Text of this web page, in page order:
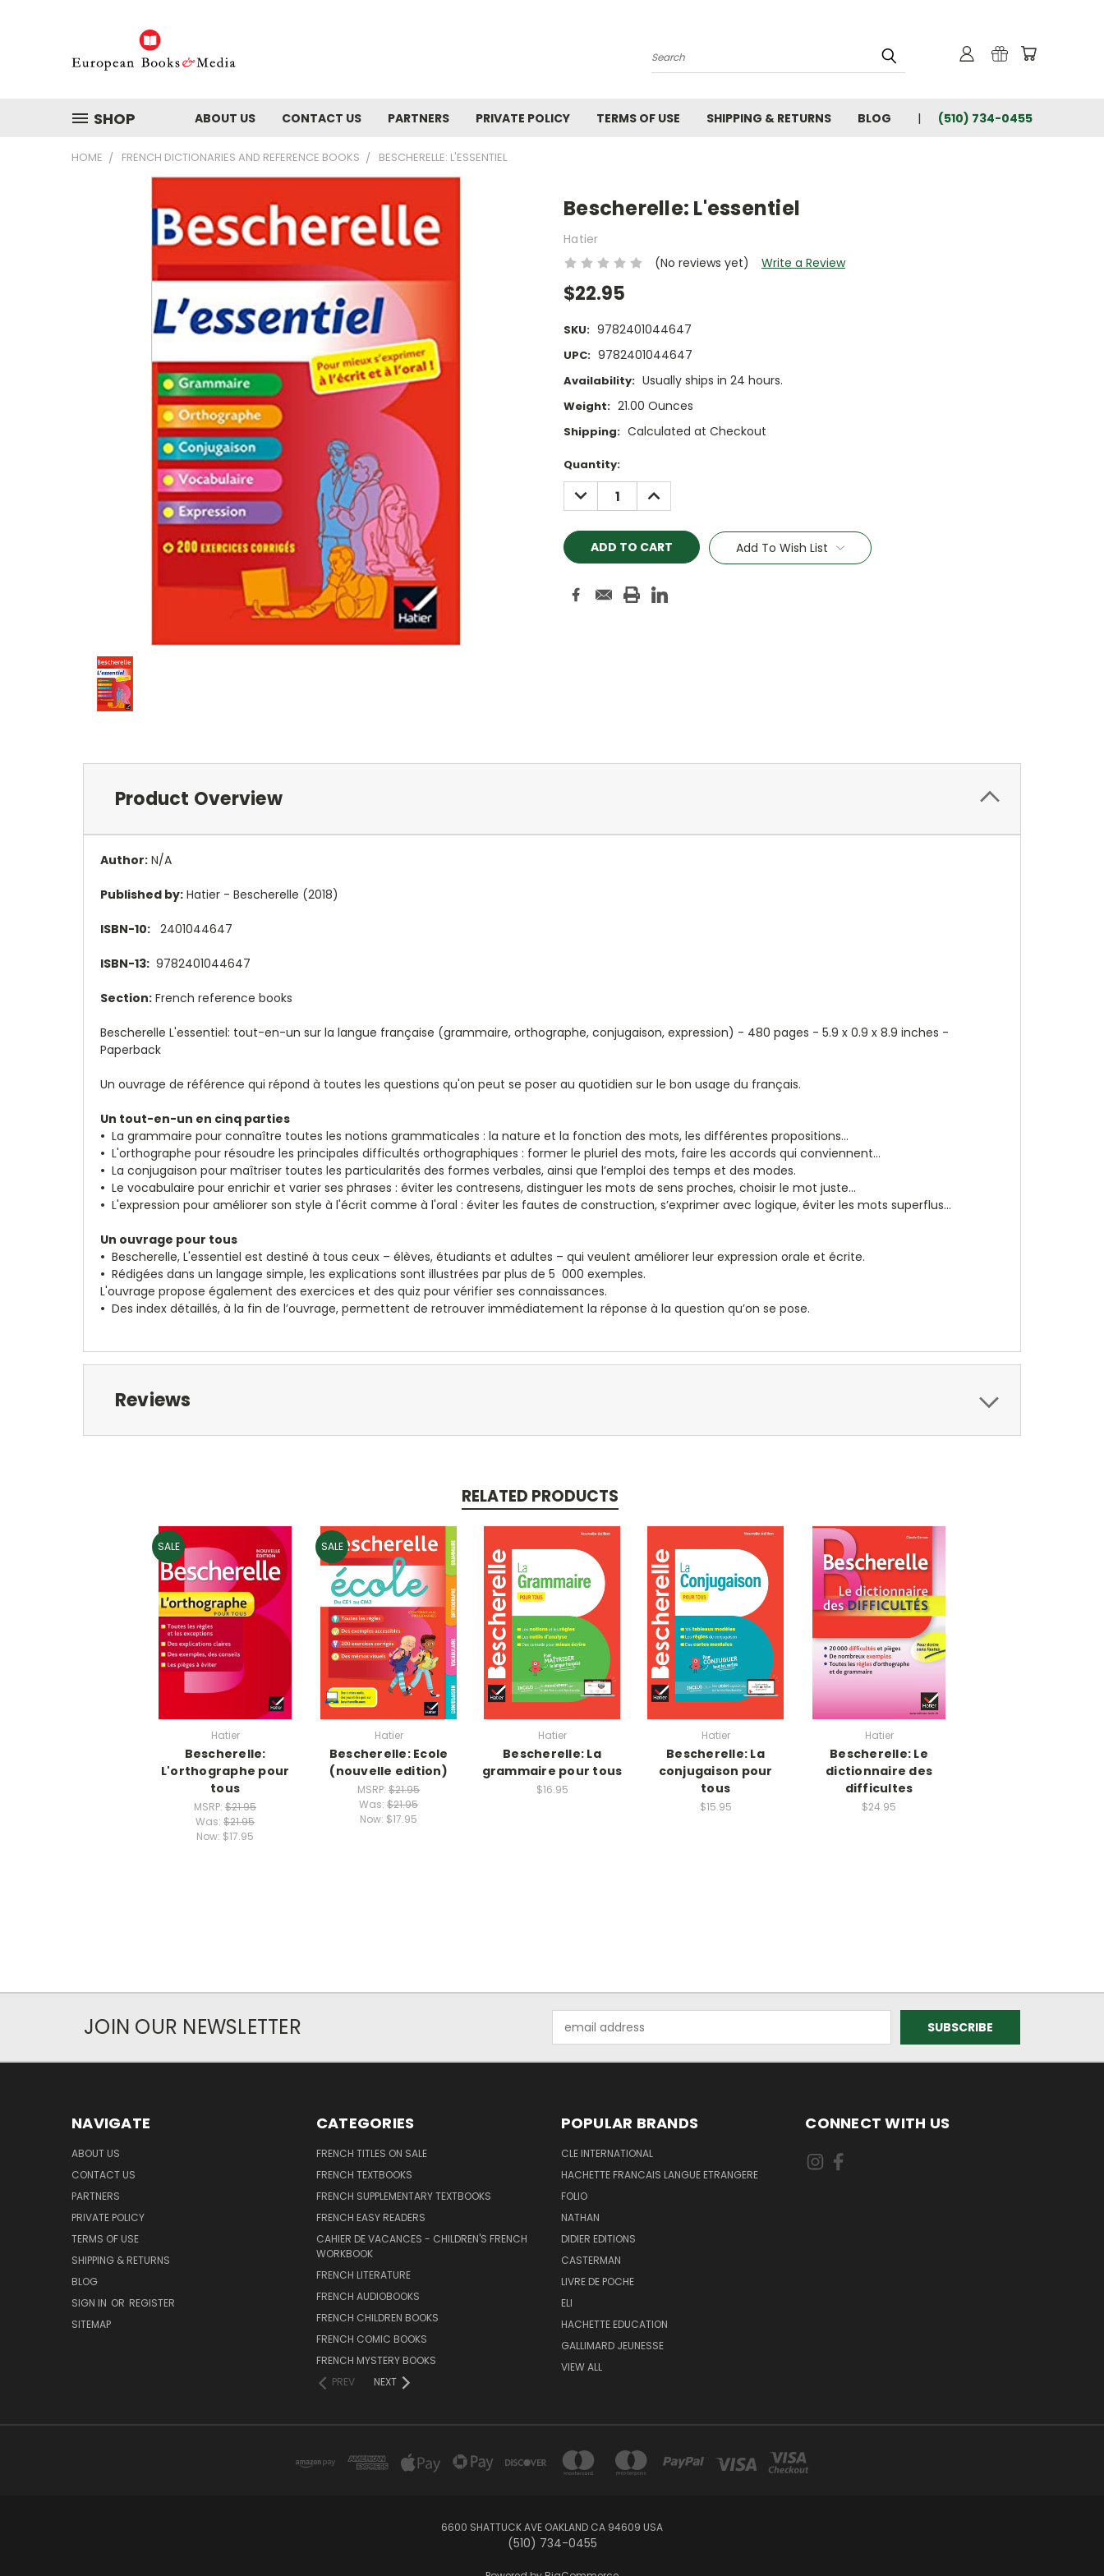
Search
SHOP ABOUT US CONTACT US PARTNERS PRIVATE POLICY TERMS OF USE SHIPPING & RETURNS BLOG (510) 734-0455
HOME FRENCH DICTIONARIES AND REFERENCE BOOKS BESCHERELLE: L'ESSENTIEL
Bescherelle: L'essentiel
Hatier
(No reviews yet)
Write a Review
$22.95
SKU: 9782401044647
UPC: 9782401044647
Availability: Usually ships in 24 hours.
Weight: 21.00 Ounces
Shipping: Calculated at Checkout
Current
Stock:
Quantity:
DECREASE
QUANTITY:
INCREASE
QUANTITY:
Add To Wish List
Product Overview
Author: N/A
Published by: Hatier - Bescherelle (2018)
ISBN-10: 2401044647
ISBN-13: 9782401044647
Section: French reference books
Bescherelle L'essentiel: tout-en-un sur la langue française (grammaire, orthographe, conjugaison, expression) - 480 pages - 5.9 x 0.9 x 8.9 inches -
Paperback
Un ouvrage de référence qui répond à toutes les questions qu'on peut se poser au quotidien sur le bon usage du français.
Un tout-en-un en cinq parties
• La grammaire pour connaître toutes les notions grammaticales : la nature et la fonction des mots, les différentes propositions...
• L'orthographe pour résoudre les principales difficultés orthographiques : former le pluriel des mots, faire les accords qui conviennent...
• La conjugaison pour maîtriser toutes les particularités des formes verbales, ainsi que l’emploi des temps et des modes.
• Le vocabulaire pour enrichir et varier ses phrases : éviter les contresens, distinguer les mots de sens proches, choisir le mot juste...
• L'expression pour améliorer son style à l'écrit comme à l'oral : éviter les fautes de construction, s’exprimer avec logique, éviter les mots superflus...
Un ouvrage pour tous
• Bescherelle, L'essentiel est destiné à tous ceux – élèves, étudiants et adultes – qui veulent améliorer leur expression orale et écrite.
• Rédigées dans un langage simple, les explications sont illustrées par plus de 5 000 exemples.
L'ouvrage propose également des exercices et des quiz pour vérifier ses connaissances.
• Des index détaillés, à la fin de l’ouvrage, permettent de retrouver immédiatement la réponse à la question qu’on se pose.
Reviews
RELATED PRODUCTS
SALE
Hatier
Bescherelle:
L'orthographe pour
tous
MSRP: $21.95
Was: $21.95
Now: $17.95
SALE
Hatier
Bescherelle: Ecole
(nouvelle edition)
MSRP: $21.95
Was: $21.95
Now: $17.95
Hatier
Bescherelle: La
grammaire pour tous
$16.95
Hatier
Bescherelle: La
conjugaison pour
tous
$15.95
Hatier
Bescherelle: Le
dictionnaire des
difficultes
$24.95
JOIN OUR NEWSLETTER
Address
NAVIGATE
ABOUT US
CONTACT US
PARTNERS
PRIVATE POLICY
TERMS OF USE
SHIPPING & RETURNS
BLOG
SIGN IN OR REGISTER
SITEMAP
CATEGORIES
FRENCH TITLES ON SALE
FRENCH TEXTBOOKS
FRENCH SUPPLEMENTARY TEXTBOOKS
FRENCH EASY READERS
CAHIER DE VACANCES - CHILDREN'S FRENCH
WORKBOOK
FRENCH LITERATURE
FRENCH AUDIOBOOKS
FRENCH CHILDREN BOOKS
FRENCH COMIC BOOKS
FRENCH MYSTERY BOOKS
PREV
NEXT
POPULAR BRANDS
CLE INTERNATIONAL
HACHETTE FRANCAIS LANGUE ETRANGERE
FOLIO
NATHAN
DIDIER EDITIONS
CASTERMAN
LIVRE DE POCHE
ELI
HACHETTE EDUCATION
GALLIMARD JEUNESSE
VIEW ALL
CONNECT WITH US
6600 SHATTUCK AVE OAKLAND CA 94609 USA
(510) 734-0455